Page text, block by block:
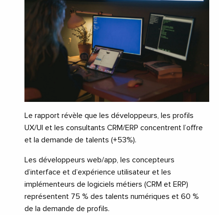
Le rapport révèle que les développeurs, les profils
UX/UI et les consultants CRM/ERP concentrent l’offre
et la demande de talents (+53%).
Les développeurs web/app, les concepteurs
d’interface et d’expérience utilisateur et les
implémenteurs de logiciels métiers (CRM et ERP)
représentent 75 % des talents numériques et 60 %
de la demande de profils.